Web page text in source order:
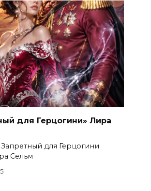
для Герцогини» Лира
для Герцогини
Сельм